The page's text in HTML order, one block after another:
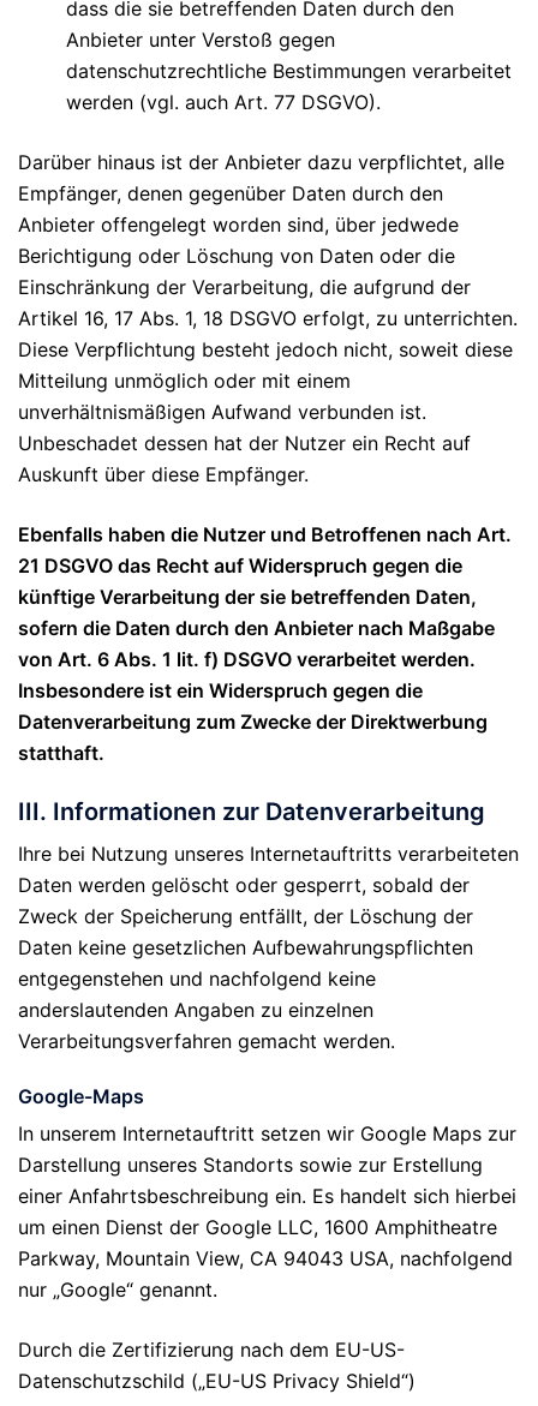
dass die sie betreffenden Daten durch den
Anbieter unter Verstoß gegen
datenschutzrechtliche Bestimmungen verarbeitet
werden (vgl. auch Art. 77 DSGVO).
Darüber hinaus ist der Anbieter dazu verpflichtet, alle
Empfänger, denen gegenüber Daten durch den
Anbieter offengelegt worden sind, über jedwede
Berichtigung oder Löschung von Daten oder die
Einschränkung der Verarbeitung, die aufgrund der
Artikel 16, 17 Abs. 1, 18 DSGVO erfolgt, zu unterrichten.
Diese Verpflichtung besteht jedoch nicht, soweit diese
Mitteilung unmöglich oder mit einem
unverhältnismäßigen Aufwand verbunden ist.
Unbeschadet dessen hat der Nutzer ein Recht auf
Auskunft über diese Empfänger.
Ebenfalls haben die Nutzer und Betroffenen nach Art.
21 DSGVO das Recht auf Widerspruch gegen die
künftige Verarbeitung der sie betreffenden Daten,
sofern die Daten durch den Anbieter nach Maßgabe
von Art. 6 Abs. 1 lit. f) DSGVO verarbeitet werden.
Insbesondere ist ein Widerspruch gegen die
Datenverarbeitung zum Zwecke der Direktwerbung
statthaft.
III. Informationen zur Datenverarbeitung
Ihre bei Nutzung unseres Internetauftritts verarbeiteten
Daten werden gelöscht oder gesperrt, sobald der
Zweck der Speicherung entfällt, der Löschung der
Daten keine gesetzlichen Aufbewahrungspflichten
entgegenstehen und nachfolgend keine
anderslautenden Angaben zu einzelnen
Verarbeitungsverfahren gemacht werden.
Google-Maps
In unserem Internetauftritt setzen wir Google Maps zur
Darstellung unseres Standorts sowie zur Erstellung
einer Anfahrtsbeschreibung ein. Es handelt sich hierbei
um einen Dienst der Google LLC, 1600 Amphitheatre
Parkway, Mountain View, CA 94043 USA, nachfolgend
nur „Google“ genannt.
Durch die Zertifizierung nach dem EU-US-
Datenschutzschild („EU-US Privacy Shield“)